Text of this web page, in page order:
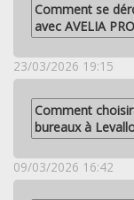
Comment se
avec AVELIA
23/03/2026 19:15
Comment
bureaux à
09/03/2026 16:42